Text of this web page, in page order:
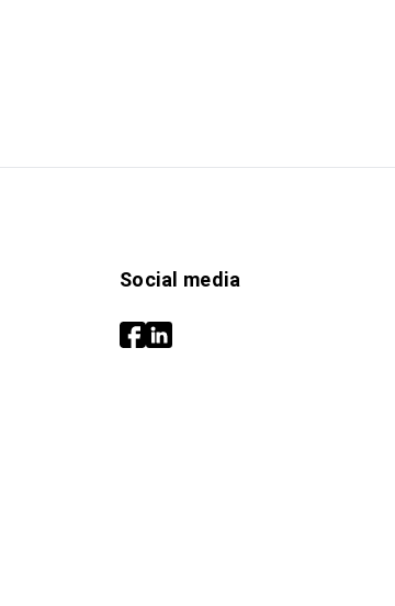
Social media